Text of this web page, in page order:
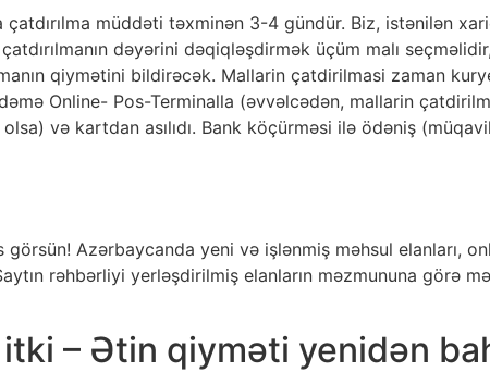
müddəti təxminən 3-4 gündür. Biz, istənilən
çatdırılmanın dəyərini dəqiqləşdirmək üçüm malı
qiymətini bildirəcək. Mallarin çatdirilmasi zaman
Online- Pos-Terminalla (əvvəlcədən, mallarin
və kartdan asılıdı. Bank köçürməsi ilə ödəniş
görsün! Azərbaycanda yeni və işlənmiş məhsul elanları,
rəhbərliyi yerləşdirilmiş elanların məzmununa görə
– Ətin qiyməti yenidən